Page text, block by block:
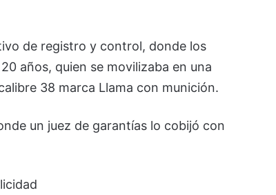
de registro y control, donde los
años, quien se movilizaba en una
38 marca Llama con munición.
un juez de garantías lo cobijó con